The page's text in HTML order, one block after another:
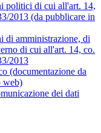
politici di cui all'art. 14,
2013 (da pubblicare in
di amministrazione, di
di cui all'art. 14, co.
2013
(documentazione da
web)
dei dati